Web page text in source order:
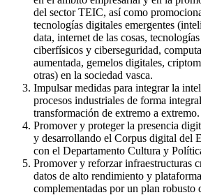
del sector TEIC, así como
tecnologías digitales emergentes
data, internet de las cosas,
ciberfísicos y ciberseguridad,
aumentada, gemelos digitales,
otras) en la sociedad vasca.
Impulsar medidas para integrar la
procesos industriales de forma
transformación de extremo a extremo.
Promover y proteger la presencia
y desarrollando el Corpus digital del
con el Departamento Cultura y
Promover y reforzar infraestructuras
datos de alto rendimiento y
complementadas por un plan robusto